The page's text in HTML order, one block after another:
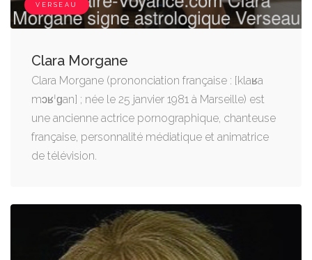
VERSEAU
Clara Morgane
Clara Morgane (prononciation française : [klaʁa
mɔʁˈɡan] ; née le 25 janvier 1981 à Marseille) est
une ancienne actrice pornographique, chanteuse
française, personnalité médiatique et animatrice
de télévision.